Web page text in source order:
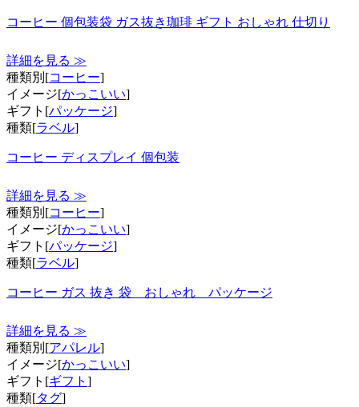
コーヒー 個包装袋 ガス抜き珈琲 ギフト おしゃれ 仕切り
詳細を見る ≫
種類別[コーヒー]
イメージ[かっこいい]
ギフト[パッケージ]
種類[ラベル]
コーヒー ディスプレイ 個包装
詳細を見る ≫
種類別[コーヒー]
イメージ[かっこいい]
ギフト[パッケージ]
種類[ラベル]
コーヒー ガス 抜き 袋 おしゃれ パッケージ
詳細を見る ≫
種類別[アパレル]
イメージ[かっこいい]
ギフト[ギフト ]
種類[タグ]